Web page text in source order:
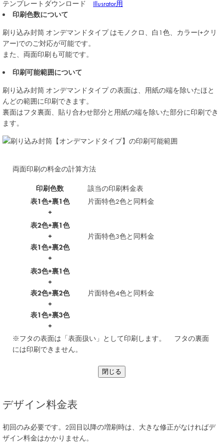
テンプレートダウンロード Illusrator用
印刷色数について
刷り込み封筒 オンデマンドタイプはモノクロ、白1色、カラー(+クリ
アー)でのご対応が可能です。
また、両面印刷も可能です。
印刷可能範囲について
刷り込み封筒 オンデマンドタイプの表面は、用紙の端を除いたほと
んどの範囲に印刷できます。
裏面はフタ裏面、貼り合わせ部分と用紙の端を除いた部分に印刷でき
ます。
両面印刷の料金の計算方法
印刷色数
該当の印刷料金表
表1色+裏1色
+
片面特色2色と同料金
表2色+裏1色
+
表1色+裏2色
+
片面特色3色と同料金
表3色+裏1色
+
表2色+裏2色
+
表1色+裏3色
+
片面特色4色と同料金
※フタの表面は「表面扱い」として印刷します。 フタの裏面
には印刷できません。
閉じる
デザイン料金表
初回のみ必要です。2回目以降の増刷時は、大きな修正がなければデ
ザイン料金はかかりません。